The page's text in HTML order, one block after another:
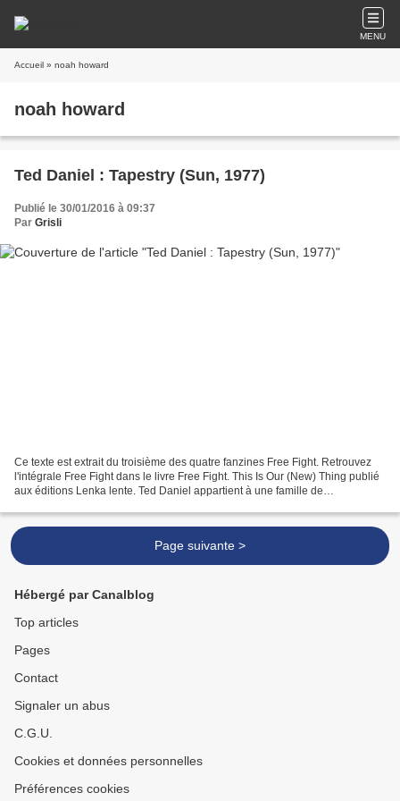
MENU
Accueil » noah howard
noah howard
Ted Daniel : Tapestry (Sun, 1977)
Publié le 30/01/2016 à 09:37
Par Grisli
Ce texte est extrait du troisième des quatre fanzines Free Fight. Retrouvez
l'intégrale Free Fight dans le livre Free Fight. This Is Our (New) Thing publié
aux éditions Lenka lente. Ted Daniel appartient à une famille de
Page suivante >
Hébergé par Canalblog
Top articles
Pages
Contact
Signaler un abus
C.G.U.
Cookies et données personnelles
Préférences cookies